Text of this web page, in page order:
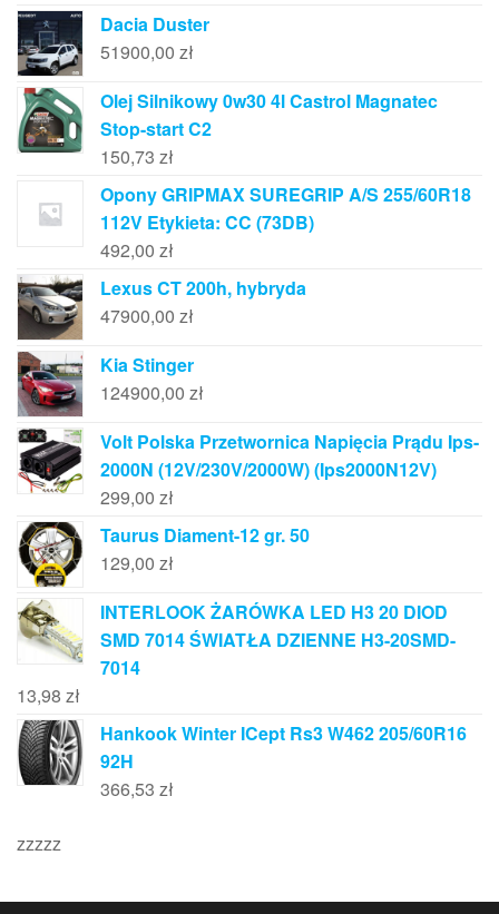
Dacia Duster
51900,00 zł
Olej Silnikowy 0w30 4l Castrol Magnatec
Stop-start C2
150,73 zł
Opony GRIPMAX SUREGRIP A/S 255/60R18
112V Etykieta: CC (73DB)
492,00 zł
Lexus CT 200h, hybryda
47900,00 zł
Kia Stinger
124900,00 zł
Volt Polska Przetwornica Napięcia Prądu Ips-
2000N (12V/230V/2000W) (Ips2000N12V)
299,00 zł
Taurus Diament-12 gr. 50
129,00 zł
INTERLOOK ŻARÓWKA LED H3 20 DIOD
SMD 7014 ŚWIATŁA DZIENNE H3-20SMD-
7014
13,98 zł
Hankook Winter ICept Rs3 W462 205/60R16
92H
366,53 zł
zzzzz